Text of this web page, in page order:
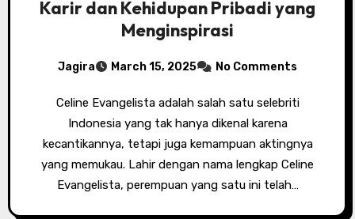
Karir dan Kehidupan Pribadi yang
Menginspirasi
Jagira March 15, 2025 No Comments
Celine Evangelista adalah salah satu selebriti
Indonesia yang tak hanya dikenal karena
kecantikannya, tetapi juga kemampuan aktingnya
yang memukau. Lahir dengan nama lengkap Celine
Evangelista, perempuan yang satu ini telah…